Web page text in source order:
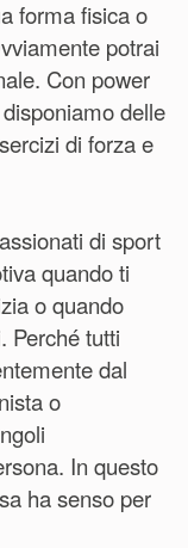
forma fisica o
potrai
Con power
delle
di forza e
di sport
quando ti
o quando
Perché tutti
dal
o
In questo
ha senso per